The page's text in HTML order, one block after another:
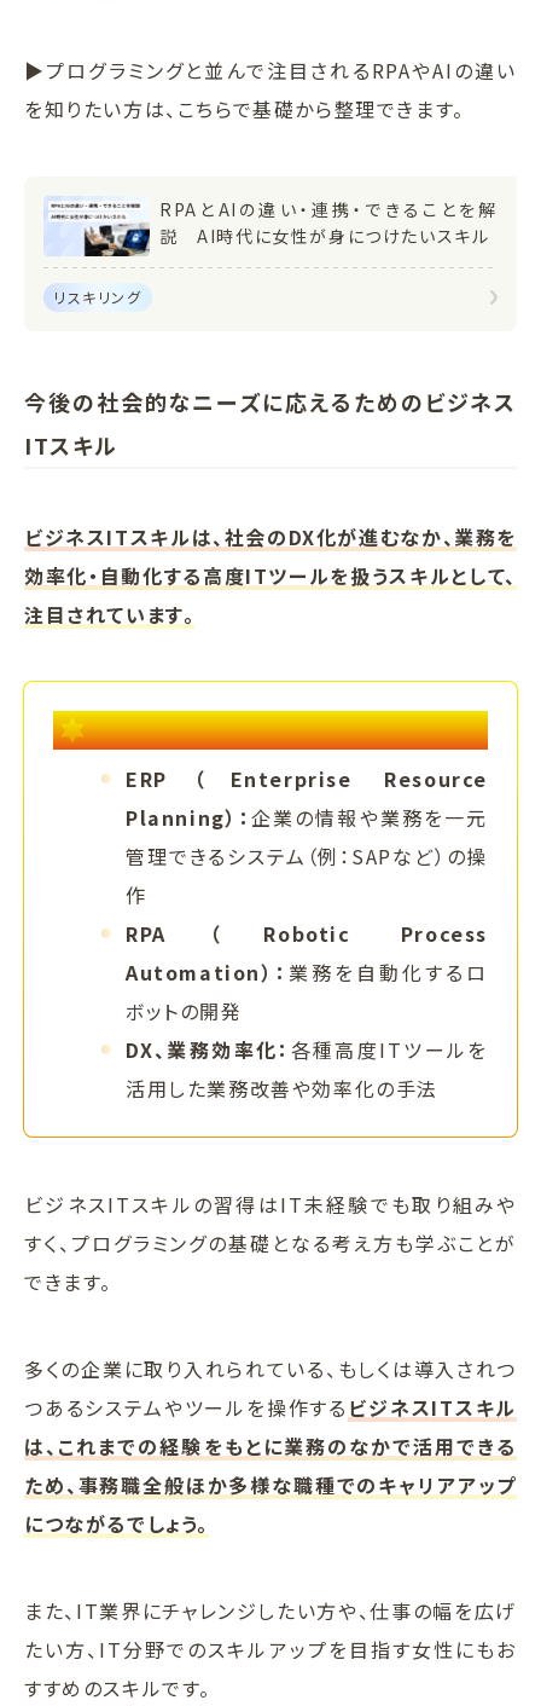
▶プログラミングと並んで注目されるRPAやAIの違い
を知りたい方は、こちらで基礎から整理できます。
RPAとAIの違い・連携・できることを解
説 AI時代に女性が身につけたいスキル
リスキリング
今後の社会的なニーズに応えるためのビジネス
ITスキル
ビジネスITスキルは、社会のDX化が進むなか、業務を
効率化・自動化する高度ITツールを扱うスキルとして、
注目されています。
ビジネスITスキル
ERP（Enterprise Resource
Planning）： 企業の情報や業務を一元
管理できるシステム（例：SAPなど）の操
作
RPA（Robotic Process
Automation）： 業務を自動化するロ
ボットの開発
DX、業務効率化： 各種高度ITツールを
活用した業務改善や効率化の手法
ビジネスITスキルの習得はIT未経験でも取り組みや
すく、プログラミングの基礎となる考え方も学ぶことが
できます。
多くの企業に取り入れられている、もしくは導入されつ
つあるシステムやツールを操作する ビジネスITスキル
は、これまでの経験をもとに業務のなかで活用できる
ため、事務職全般ほか多様な職種でのキャリアアップ
につながるでしょう。
また、IT業界にチャレンジしたい方や、仕事の幅を広げ
たい方、IT分野でのスキルアップを目指す女性にもお
すすめのスキルです。